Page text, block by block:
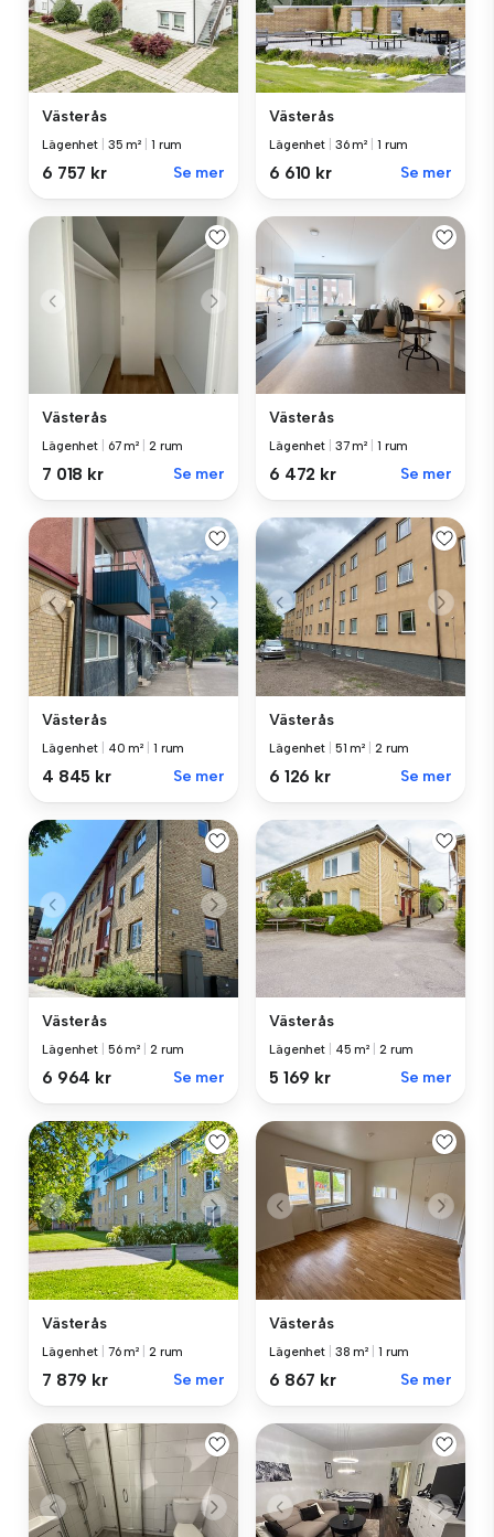
Västerås
Lägenhet 35 m² 1 rum
6 757 kr Se mer
Västerås
Lägenhet 36 m² 1 rum
6 610 kr Se mer
Västerås
Lägenhet 67 m² 2 rum
7 018 kr Se mer
Västerås
Lägenhet 37 m² 1 rum
6 472 kr Se mer
Västerås
Lägenhet 40 m² 1 rum
4 845 kr Se mer
Västerås
Lägenhet 51 m² 2 rum
6 126 kr Se mer
Västerås
Lägenhet 56 m² 2 rum
6 964 kr Se mer
Västerås
Lägenhet 45 m² 2 rum
5 169 kr Se mer
Västerås
Lägenhet 76 m² 2 rum
7 879 kr Se mer
Västerås
Lägenhet 38 m² 1 rum
6 867 kr Se mer